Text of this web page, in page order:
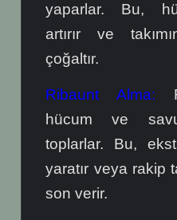
yaparlar. Bu,
artırır ve
çoğaltır.
Ribaunt Alma:
hücum ve
toplarlar. Bu,
yaratır veya rakip
son verir.